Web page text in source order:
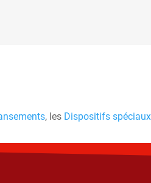
, les Dispositifs spéciaux